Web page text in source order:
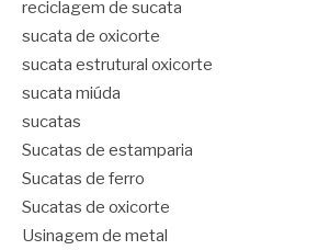
reciclagem de sucata
sucata de oxicorte
sucata estrutural oxicorte
sucata miúda
sucatas
Sucatas de estamparia
Sucatas de ferro
Sucatas de oxicorte
Usinagem de metal